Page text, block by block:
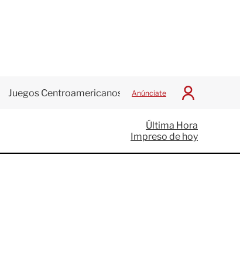
Juegos Centroamericanos Anúnciate
I
c
i
a
Última Hora
Impreso de hoy